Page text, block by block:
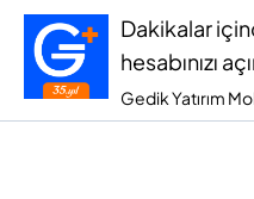
Dakikalar
hesabınızı
Gedik Yatırım